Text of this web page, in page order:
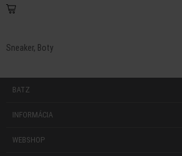
Sneaker, Boty
BATZ
INFORMÁCIA
WEBSHOP